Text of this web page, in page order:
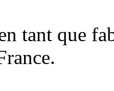
tant que